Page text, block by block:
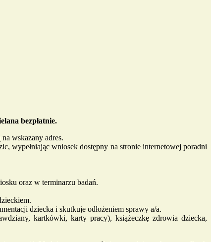
bezpłatnie.
wskazany adres.
wypełniając wniosek dostępny na stronie internetowej poradni
oraz w terminarzu badań.
dziecka i skutkuje odłożeniem sprawy a/a.
kartkówki, karty pracy), książeczkę zdrowia dziecka,